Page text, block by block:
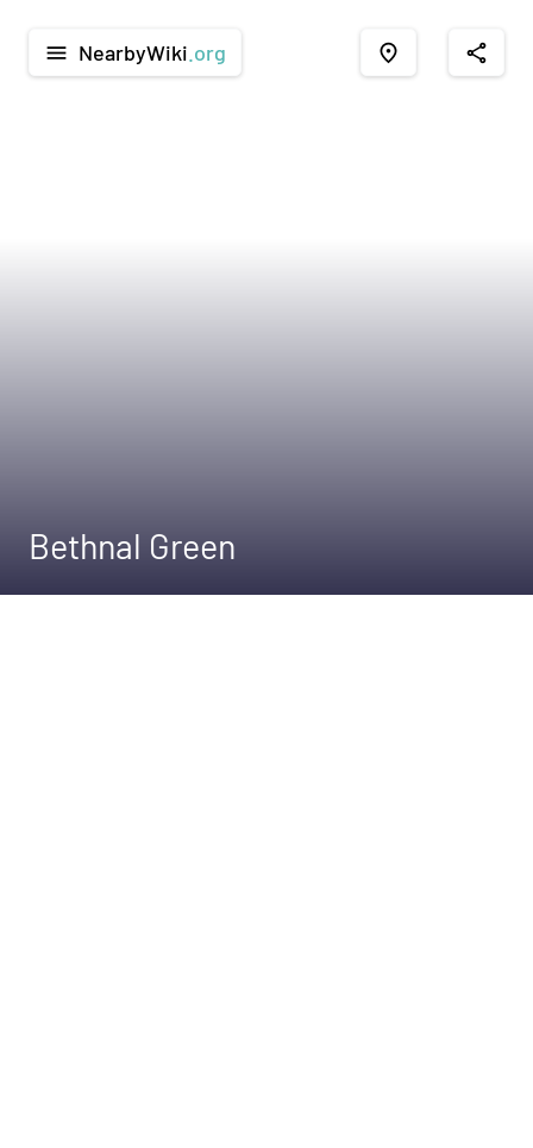
menu NearbyWiki .org place share
Bethnal Green